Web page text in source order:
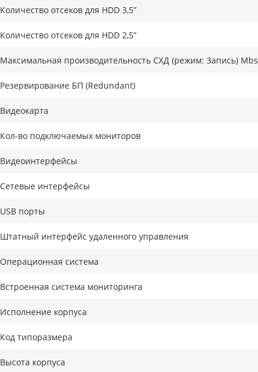
Количество отсеков для HDD 3,5”
Количество отсеков для HDD 2,5”
Максимальная производительность СХД (режим: Запись) Mbs
Резервирование БП (Redundant)
Видеокарта
Кол-во подключаемых мониторов
Видеоинтерфейсы
Сетевые интерфейсы
USB порты
Штатный интерфейс удаленного управления
Операционная система
Встроенная система мониторинга
Исполнение корпуса
Код типоразмера
Высота корпуса